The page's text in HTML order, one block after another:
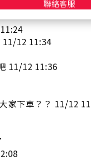
12 11:34
11/12 11:36
家下車？？ 11/12
聯絡客服